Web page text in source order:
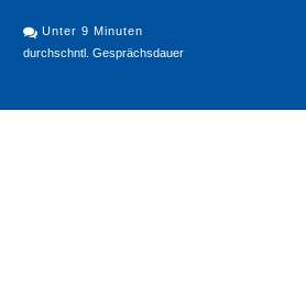
Unter 9 Minuten
durchschntl. Gesprächsdauer